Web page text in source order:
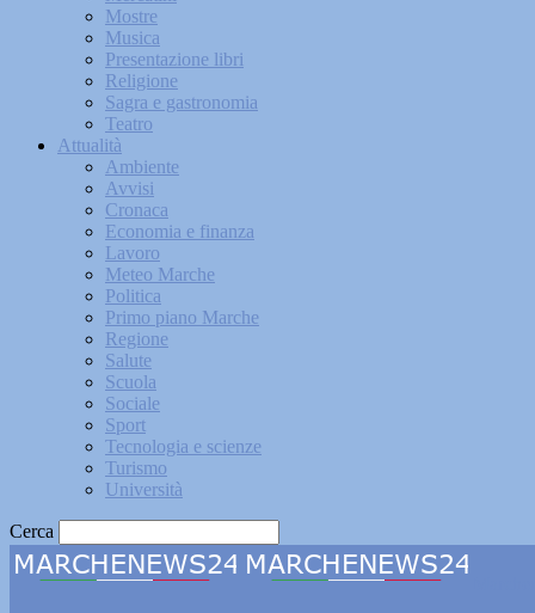
Mostre
Musica
Presentazione libri
Religione
Sagra e gastronomia
Teatro
Attualità
Ambiente
Avvisi
Cronaca
Economia e finanza
Lavoro
Meteo Marche
Politica
Primo piano Marche
Regione
Salute
Scuola
Sociale
Sport
Tecnologia e scienze
Turismo
Università
Cerca